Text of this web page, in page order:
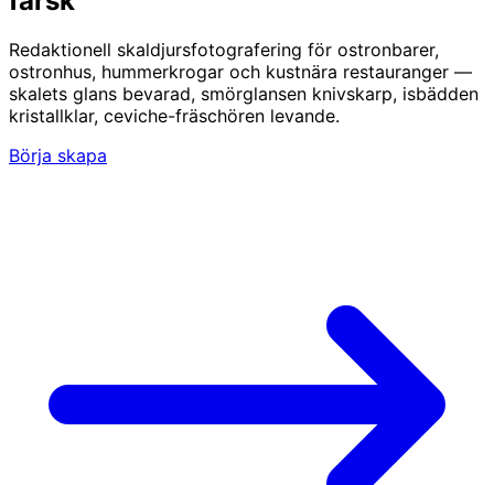
Redaktionell skaldjursfotografering för ostronbarer,
ostronhus, hummerkrogar och kustnära restauranger —
skalets glans bevarad, smörglansen knivskarp, isbädden
kristallklar, ceviche-fräschören levande.
Börja skapa